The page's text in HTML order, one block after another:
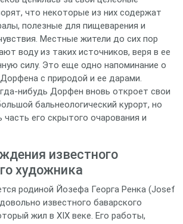
что некоторые из них содержат
полезные для пищеварения и
Местные жители до сих пор
воду из таких источников, веря в ее
силу. Это еще одно напоминание о
с природой и ее дарами.
нибудь Дорфен вновь откроет свои
бальнеологический курорт, но
часть его скрытого очарования и
известного
художника
родиной Йозефа Георга Ренка (Josef
известного баварского
жил в XIX веке. Его работы,